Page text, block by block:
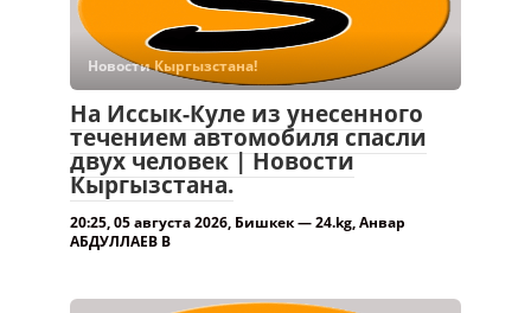
Новости Кыргызстана!
На Иссык-Куле из унесенного
течением автомобиля спасли
двух человек | Новости
Кыргызстана.
20:25, 05 августа 2026, Бишкек — 24.kg, Анвар
АБДУЛЛАЕВ В